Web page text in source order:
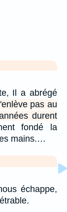
Il a abrégé
pas au
durent
fondé la
mains.…
échappe,